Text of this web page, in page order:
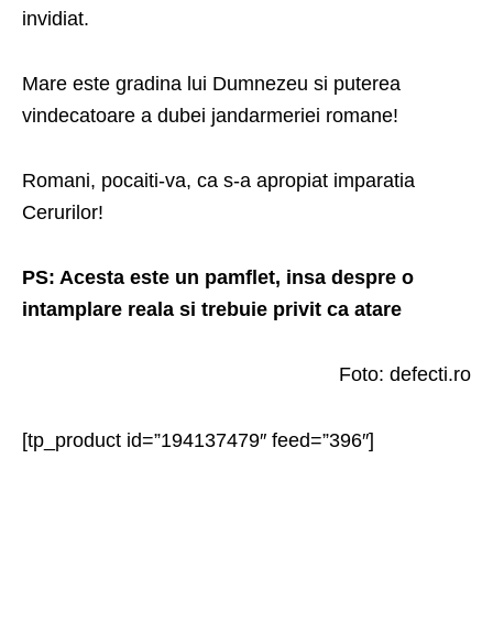
invidiat.
Mare este gradina lui Dumnezeu si puterea
vindecatoare a dubei jandarmeriei romane!
Romani, pocaiti-va, ca s-a apropiat imparatia
Cerurilor!
PS: Acesta este un pamflet, insa despre o
intamplare reala si trebuie privit ca atare
Foto: defecti.ro
[tp_product id=”194137479″ feed=”396″]